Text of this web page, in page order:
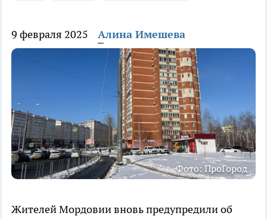
9 февраля 2025 Алина Имешева
Фото: ПроГород
Жителей Мордовии вновь предупредили об